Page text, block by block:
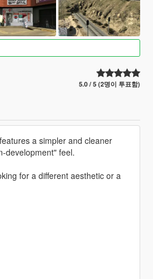
5.0 / 5 (2명이 투표함)
a simpler and cleaner
development" feel.
for a different aesthetic or a